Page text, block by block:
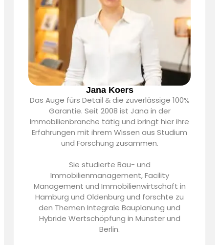
Jana Koers
Das Auge fürs Detail & die zuverlässige 100%
Garantie. Seit 2008 ist Jana in der
Immobilienbranche tätig und bringt hier ihre
Erfahrungen mit ihrem Wissen aus Studium
und Forschung zusammen.
Sie studierte Bau- und
Immobilienmanagement, Facility
Management und Immobilienwirtschaft in
Hamburg und Oldenburg und forschte zu
den Themen Integrale Bauplanung und
Hybride Wertschöpfung in Münster und
Berlin.